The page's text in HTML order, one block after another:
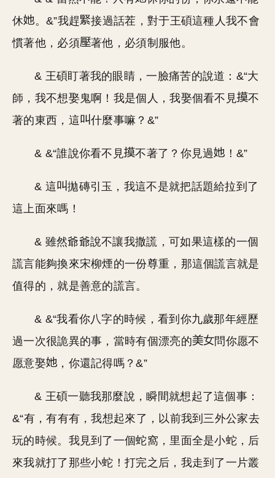
休
。&”我趕
接過話茬，對于王碩這種人我不會
慣著他，必須
著他，必須制服他。
& 王碩盯著我的眼睛，一臉痛苦的說道：&“大
師，我不想娶鬼啊！我是個人，我娶個看不見
不
著的東西，這
什麼事嘛？&”
& &“誰說你看不見 不著了？你見過 ！&”
& 這
拋磚引玉，我這不是就把話題給拉到了
這上面來嗎！
& 雖然爺爺說不讓我撒謊，可如果這樣的一個
謊言能夠換來宋柳煙的一份尊重，那這個謊言就是
值得的，就是善意的謊言。
& &“我看你八字的時候，看到你九歲那年經歷
過一次很詭異的事，當時有個漂亮的
問你愿不
愿意娶
，你還記得嗎？&”
& 王碩一聽我那麼說，瞬間就想起了這個事：
&“有，有有有，我想起來了，以前我到三外公家去
玩的時候。我見到了一個蛇窩，里面全是小蛇，后
來我就打了那些小蛇！打完之后，我走到了一片叢